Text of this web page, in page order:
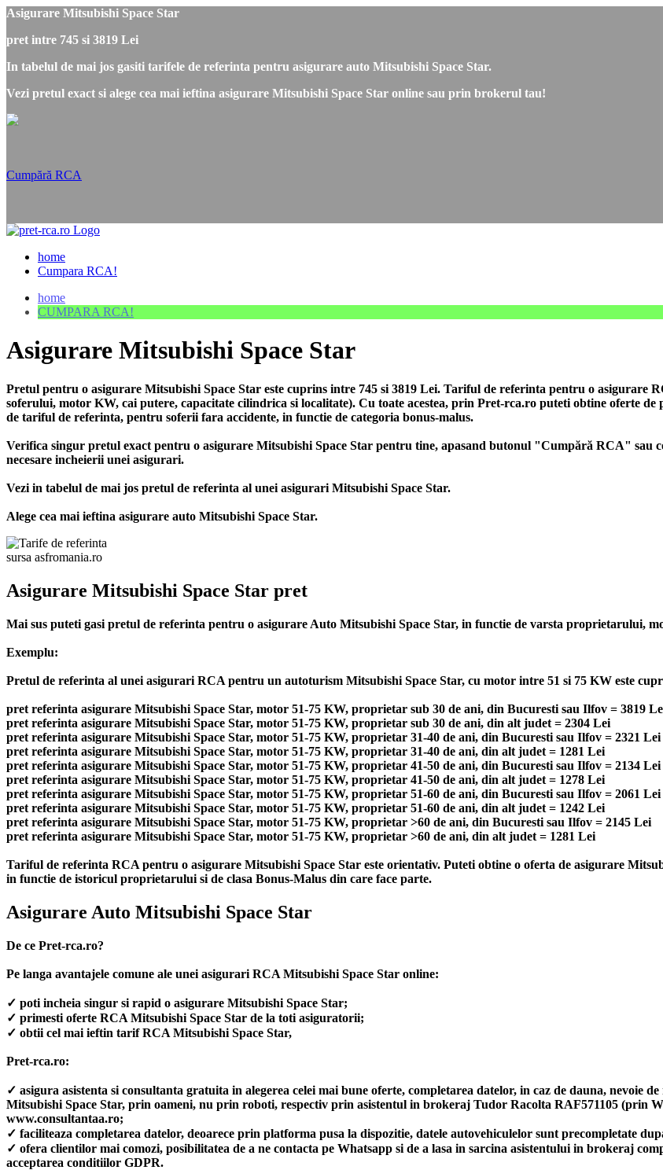
Asigurare Mitsubishi Space Star
pret intre 745 si 3819 Lei
In tabelul de mai jos gasiti tarifele de referinta pentru asigurare auto Mitsubishi Space Star.
Vezi pretul exact si alege cea mai ieftina asigurare Mitsubishi Space Star online sau prin brokerul tau!
Cumpără RCA
home
Cumpara RCA!
home
CUMPARA RCA!
Asigurare Mitsubishi Space Star
Pretul pentru o asigurare Mitsubishi Space Star este cuprins intre 745 si 3819 Lei. Tariful de referinta pentru o asigurare
soferului, motor KW, cai putere, capacitate cilindrica si localitate). Cu toate acestea, prin Pret-rca.ro puteti obtine oferte
de tariful de referinta, pentru soferii fara accidente, in functie de categoria bonus-malus.
Verifica singur pretul exact pentru o asigurare Mitsubishi Space Star pentru tine, apasand butonul "Cumpără RCA" sau
necesare incheierii unei asigurari.
Vezi in tabelul de mai jos pretul de referinta al unei asigurari Mitsubishi Space Star.
Alege cea mai ieftina asigurare auto Mitsubishi Space Star.
sursa asfromania.ro
Asigurare Mitsubishi Space Star pret
Mai sus puteti gasi pretul de referinta pentru o asigurare Auto Mitsubishi Space Star, in functie de varsta proprietarului,
Exemplu:
Pretul de referinta al unei asigurari RCA pentru un autoturism Mitsubishi Space Star, cu motor intre 51 si 75 KW este
pret referinta asigurare Mitsubishi Space Star, motor 51-75 KW, proprietar sub 30 de ani, din Bucuresti sau Ilfov = 3819
pret referinta asigurare Mitsubishi Space Star, motor 51-75 KW, proprietar sub 30 de ani, din alt judet = 2304 Lei
pret referinta asigurare Mitsubishi Space Star, motor 51-75 KW, proprietar 31-40 de ani, din Bucuresti sau Ilfov = 2321 Lei
pret referinta asigurare Mitsubishi Space Star, motor 51-75 KW, proprietar 31-40 de ani, din alt judet = 1281 Lei
pret referinta asigurare Mitsubishi Space Star, motor 51-75 KW, proprietar 41-50 de ani, din Bucuresti sau Ilfov = 2134 Lei
pret referinta asigurare Mitsubishi Space Star, motor 51-75 KW, proprietar 41-50 de ani, din alt judet = 1278 Lei
pret referinta asigurare Mitsubishi Space Star, motor 51-75 KW, proprietar 51-60 de ani, din Bucuresti sau Ilfov = 2061 Lei
pret referinta asigurare Mitsubishi Space Star, motor 51-75 KW, proprietar 51-60 de ani, din alt judet = 1242 Lei
pret referinta asigurare Mitsubishi Space Star, motor 51-75 KW, proprietar >60 de ani, din Bucuresti sau Ilfov = 2145 Lei
pret referinta asigurare Mitsubishi Space Star, motor 51-75 KW, proprietar >60 de ani, din alt judet = 1281 Lei
Tariful de referinta RCA pentru o asigurare Mitsubishi Space Star este orientativ. Puteti obtine o oferta de asigurare
in functie de istoricul proprietarului si de clasa Bonus-Malus din care face parte.
Asigurare Auto Mitsubishi Space Star
De ce Pret-rca.ro?
Pe langa avantajele comune ale unei asigurari RCA Mitsubishi Space Star online:
✓ poti incheia singur si rapid o asigurare Mitsubishi Space Star;
✓ primesti oferte RCA Mitsubishi Space Star de la toti asiguratorii;
✓ obtii cel mai ieftin tarif RCA Mitsubishi Space Star,
Pret-rca.ro:
✓ asigura asistenta si consultanta gratuita in alegerea celei mai bune oferte, completarea datelor, in caz de dauna, nevoie
Mitsubishi Space Star, prin oameni, nu prin roboti, respectiv prin asistentul in brokeraj Tudor Racolta RAF571105 (prin
www.consultantaa.ro;
✓ faciliteaza completarea datelor, deoarece prin platforma pusa la dispozitie, datele autovehiculelor sunt precompletate
✓ ofera clientilor mai comozi, posibilitatea de a ne contacta pe Whatsapp si de a lasa in sarcina asistentului in brokeraj
acceptarea conditiilor GDPR.